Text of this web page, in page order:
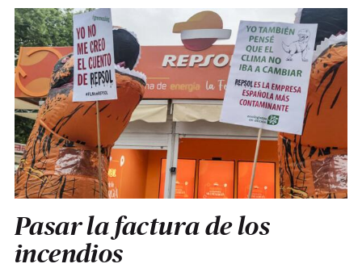
Pasar la factura de los
incendios